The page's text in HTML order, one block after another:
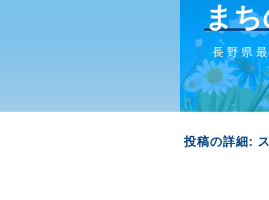
ま
長野県
投稿の詳細: